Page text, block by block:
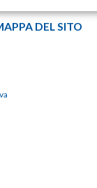
DEL SITO